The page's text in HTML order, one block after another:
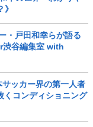
・戸田和幸らが語る
渋谷編集室 with
ッカー界の第一人者
くコンディショニング